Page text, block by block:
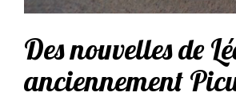
Des nouvelles de
anciennement